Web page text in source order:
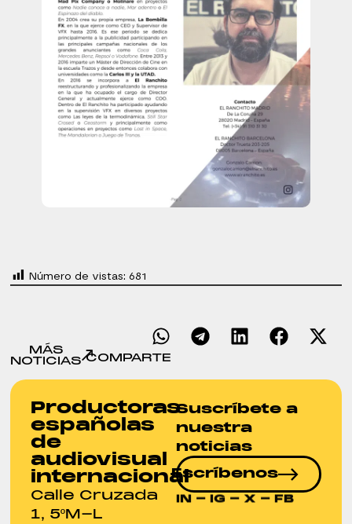
Número de vistas: 681
MÁS
NOTICIAS COMPARTE
Productoras
españolas
de
audiovisual
internacional
Calle Cruzada
1, 5ºM-L
Suscríbete a
nuestra
noticias
Escríbenos
IN - IG - X - FB